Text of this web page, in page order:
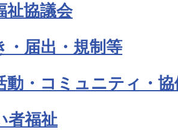
祉協議会
・届出・規制等
動・コミュニティ・協
者福祉